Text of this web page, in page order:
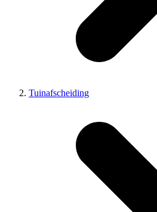
Tuinafscheiding